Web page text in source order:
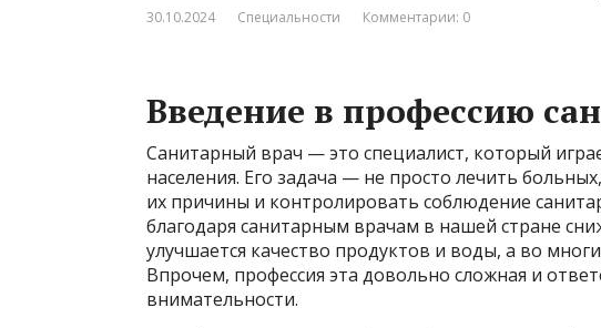
30.10.2024 Специальности Комментарии: 0
Введение в профессию
Санитарный врач — это специалист, который
населения. Его задача — не просто лечить
их причины и контролировать соблюдение
благодаря санитарным врачам в нашей стране
улучшается качество продуктов и воды, а во
Впрочем, профессия эта довольно сложная и
внимательности.